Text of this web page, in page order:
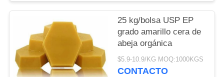
25 kg/bolsa USP EP
grado amarillo cera de
abeja orgánica
$5.9-10.9/KG MOQ:1000KGS
CONTACTO